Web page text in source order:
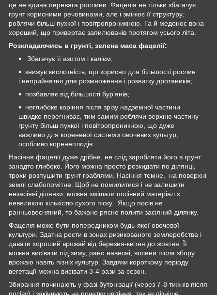
це не єдина перевага рослини. Фацелія не тільки збагачує
грунт корисними речовинами, але і змінює її структуру,
роблячи більш пухкої і повітропроникною. Та й медонос вона
хороший, що привертає запилювачів протягом усього літа.
Розкладаючись в грунті, зелена маса фацелії:
Збагачує її азотом і калієм;
знижує кислотність, що корисно для більшості рослин
і неприйнятно для розмноження і розвитку дротяників;
позбавляє від більшості бур'янів;
неглибоке коріння після зрізу надземної частини
швидко перегниває, тим самим роблячи верхню частину
грунту більш пухкої і повітропроникною, що дуже
важливо для кореневої системи овочевих культур,
особливо коренеплодів.
Насіння фацелії дуже дрібне, не слід заробляти його в грунт
занадто глибоко. Його можна просто розкидати по ділянці,
трохи розпушити грунт граблями. Насіння темне, на поверхні
землі слабопомітне. Щоб не помилитися і не залишити
незасіяні ділянки, можна змішати посівний матеріал з
невеликою кількістю сухого піску. Якщо посів не
ранньовесняний, то бажано рясно полити засіяний ділянку.
Фацелія може бути попередником будь-якої овочевої
культури. Здатна рости в зонах ризикованого землеробства і
давати хороший врожай від березня-квітня до жовтня. Її
можна висівати під зиму, рано навесні, восени після збору
врожаю навіть пізніх культур. Завдяки короткому періоду
вегетації можна висівати 3-4 рази за сезон.
Збирання починають у фазі бутонізації (через 7-8 тижнів після
посіву) і закінчують на початку цвітіння, так як пізніше